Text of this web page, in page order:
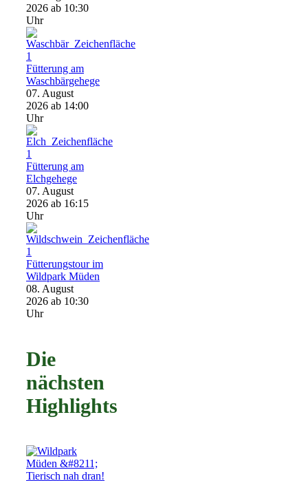
2026 ab 10:30
Uhr
Fütterung am
Waschbärgehege
07. August
2026 ab 14:00
Uhr
Fütterung am
Elchgehege
07. August
2026 ab 16:15
Uhr
Fütterungstour im
Wildpark Müden
08. August
2026 ab 10:30
Uhr
Die
nächsten
Highlights